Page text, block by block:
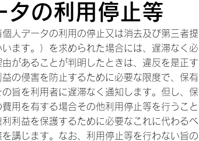
の利用停止等
人データの利用の停止又は消去及び第三者提
ます。）を求められた場合には、遅滞なく必
があることが判明したときは、違反を是正す
の侵害を防止するために必要な限度で、保有
旨を利用者に遅滞なく通知します。但し、保
用を有する場合その他利用停止等を行うこと
利益を保護するために必要なこれに代わるべ
講じます。なお、利用停止等を行わない旨の